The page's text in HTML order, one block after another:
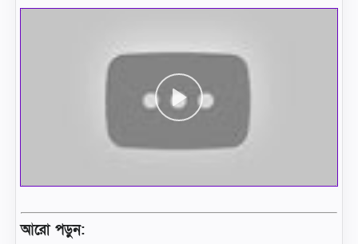
আরো পড়ুন: